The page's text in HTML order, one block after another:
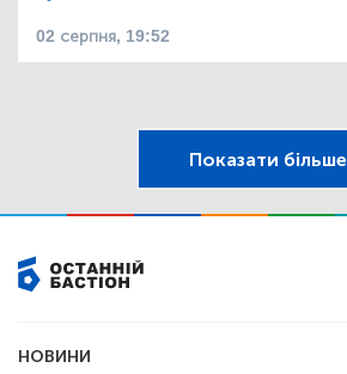
02 серпня, 19:52
Показати більше
НОВИНИ